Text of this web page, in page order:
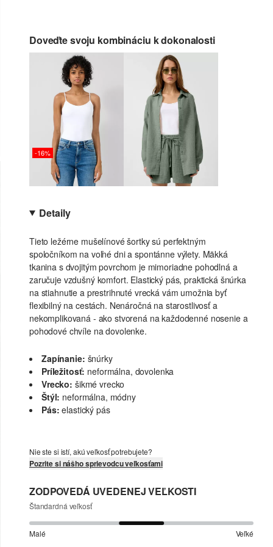
Doveďte svoju kombináciu k dokonalosti
-16%
Detaily
Tieto ležérne mušelínové šortky sú perfektným
spoločníkom na voľné dni a spontánne výlety. Mäkká
tkanina s dvojitým povrchom je mimoriadne pohodlná a
zaručuje vzdušný komfort. Elastický pás, praktická šnúrka
na stiahnutie a prestrihnuté vrecká vám umožnia byť
flexibilný na cestách. Nenáročná na starostlivosť a
nekomplikovaná - ako stvorená na každodenné nosenie a
pohodové chvíle na dovolenke.
Zapínanie: šnúrky
Príležitosť: neformálna, dovolenka
Vrecko: šikmé vrecko
Štýl: neformálna, módny
Pás: elastický pás
Nie ste si istí, akú veľkosť potrebujete?
Pozrite si nášho sprievodcu veľkosťami
ZODPOVEDÁ UVEDENEJ VEĽKOSTI
Štandardná veľkosť
Malé Veľké